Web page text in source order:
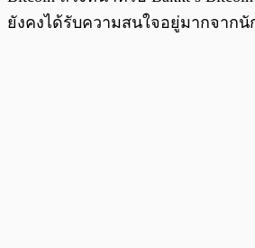
ยังคงได้รับความสนใจอยู่มากจากนั